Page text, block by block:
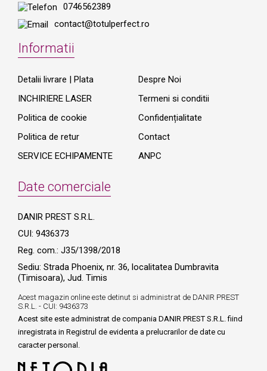
0746562389
contact@totulperfect.ro
Informatii
Detalii livrare | Plata
INCHIRIERE LASER
Politica de cookie
Politica de retur
SERVICE ECHIPAMENTE
Despre Noi
Termeni si conditii
Confidențialitate
Contact
ANPC
Date comerciale
DANIR PREST S.R.L.
CUI: 9436373
Reg. com.: J35/1398/2018
Sediu: Strada Phoenix, nr. 36, localitatea Dumbravita
(Timisoara), Jud. Timis
Acest magazin online este detinut si administrat de DANIR PREST
S.R.L. - CUI: 9436373
Acest site este administrat de compania DANIR PREST S.R.L. fiind
inregistrata in Registrul de evidenta a prelucrarilor de date cu
caracter personal.